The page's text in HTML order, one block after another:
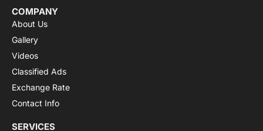
COMPANY
About Us
Gallery
Videos
Classified Ads
Exchange Rate
Contact Info
SERVICES